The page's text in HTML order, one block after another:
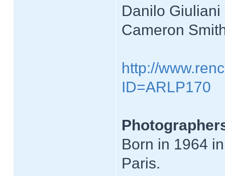
Danilo Giuliani
Cameron
http://
ID=ARLP170
Born in 1964
Paris.